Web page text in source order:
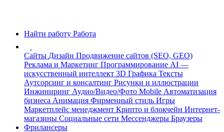
Найти работу Работа
Сайты Дизайн Продвижение сайтов (SEO, GEO)
Реклама и Маркетинг Программирование AI —
искусственный интеллект 3D Графика Тексты
Аутсорсинг и консалтинг Рисунки и иллюстрации
Инжиниринг Аудио/Видео/Фото Mobile Автоматизация
бизнеса Анимация Фирменный стиль Игры
Маркетплейс менеджмент Крипто и блокчейн Интернет-
магазины Социальные сети Мессенджеры Браузеры
Фрилансеры